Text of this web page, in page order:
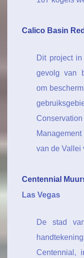
Calico Basin
Dit project
gevolg van
om
van de Vallei
Centennial
Las Vegas
De stad
Centennial,